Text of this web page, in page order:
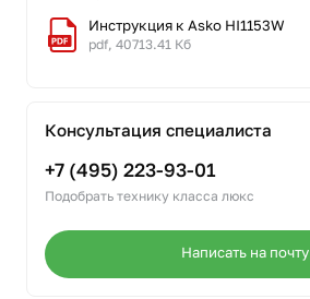
Инструкция к Asko HI1153W
pdf, 40713.41 Кб
Консультация специалиста
+7 (495) 223-93-01
Подобрать технику класса люкс
Написать на почту